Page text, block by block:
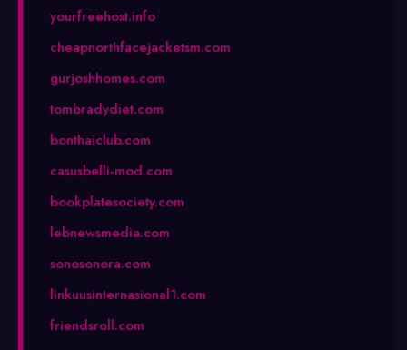
yourfreehost.info
cheapnorthfacejacketsm.com
gurjoshhomes.com
tombradydiet.com
bonthaiclub.com
casusbelli-mod.com
bookplatesociety.com
lebnewsmedia.com
sonosonora.com
linkuusinternasional1.com
friendsroll.com